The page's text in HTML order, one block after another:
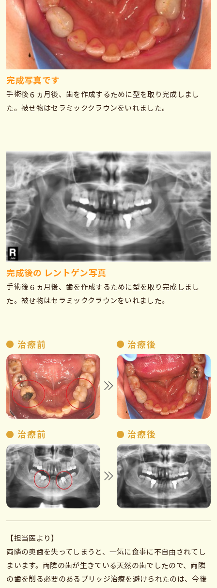
完成写真です
手術後６ヵ月後、歯を作成するために型を取り完成しまし
た。被せ物はセラミッククラウンをいれました。
完成後の レントゲン写真
手術後６ヵ月後、歯を作成するために型を取り完成しまし
た。被せ物はセラミッククラウンをいれました。
治療前 治療後
治療前 治療後
【担当医より】
両隣の奥歯を失ってしまうと、一気に食事に不自由されてし
まいます。両隣の歯が生きている天然の歯でしたので、両隣
の歯を削る必要のあるブリッジ治療を避けられたのは、今後